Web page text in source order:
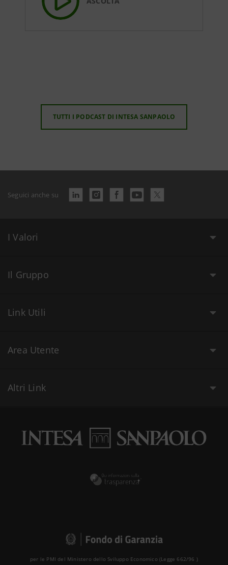
TUTTI I PODCAST DI INTESA SANPAOLO
Seguici anche su
I Valori
Il Gruppo
Link Utili
Area Utente
Altri Link
per le PMI del Ministero dello Sviluppo Economico (Legge 662/96 )